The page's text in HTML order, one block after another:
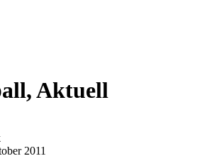
Aktuell
2011